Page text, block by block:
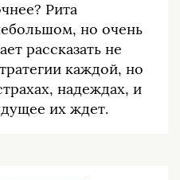
Рита
но очень
рассказать не
каждой, но
надеждах, и
их ждет.